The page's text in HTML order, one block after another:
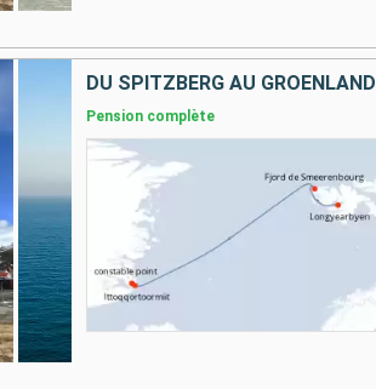
DU SPITZBERG AU GROENLAND
Pension complète